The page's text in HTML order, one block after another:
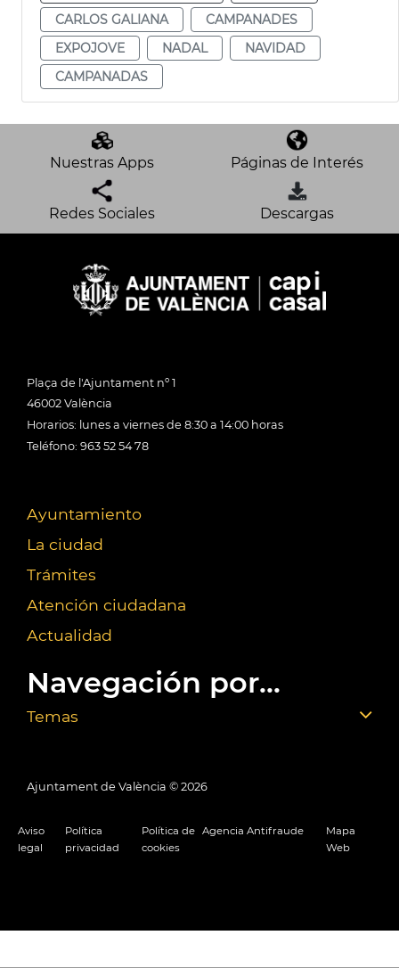
CARLOS GALIANA
CAMPANADES
EXPOJOVE
NADAL
NAVIDAD
CAMPANADAS
Nuestras Apps Páginas de Interés
Redes Sociales Descargas
Plaça de l'Ajuntament nº 1
46002 València
Horarios: lunes a viernes de 8:30 a 14:00 horas
Teléfono: 963 52 54 78
Ayuntamiento
La ciudad
Trámites
Atención ciudadana
Actualidad
Navegación por...
Temas
Ajuntament de València © 2026
Aviso
legal
Política
privacidad
Política de
cookies
Agencia Antifraude
Mapa
Web